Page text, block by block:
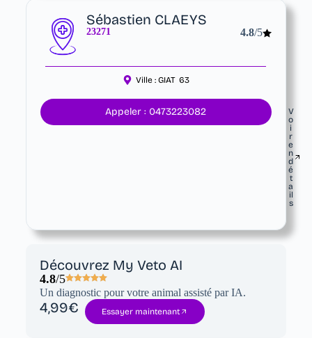
Sébastien CLAEYS
23271 4.8/5
Ville : GIAT 63
Appeler : 0473223082
V
o
i
r
e
n
d
é
t
a
il
s
Découvrez My Veto AI
4.8/5
Un diagnostic pour votre animal assisté par IA.
4,99€ Essayer maintenant